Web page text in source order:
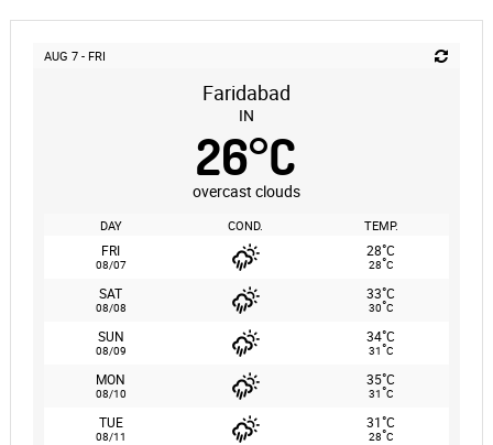
AUG 7 - FRI
Faridabad
IN
26°C
overcast clouds
DAY COND. TEMP.
FRI
08/07
28°C
28°C
SAT
08/08
33°C
30°C
SUN
08/09
34°C
31°C
MON
08/10
35°C
31°C
TUE
08/11
31°C
28°C